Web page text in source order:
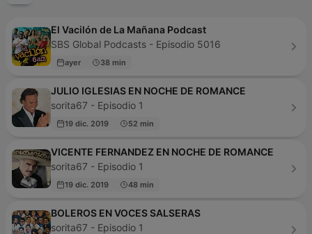
El Vacilón de La Mañana Podcast
SBS Global Podcasts - Episodio 5016
ayer 38 min
JULIO IGLESIAS EN NOCHE DE ROMANCE
sorita67 - Episodio 1
19 dic. 2019 52 min
VICENTE FERNANDEZ EN NOCHE DE ROMANCE
sorita67 - Episodio 1
19 dic. 2019 48 min
BOLEROS EN VOCES SALSERAS
sorita67 - Episodio 1